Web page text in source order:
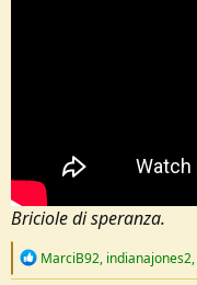
Briciole di speranza.
R
MarciB92, indianajones2,